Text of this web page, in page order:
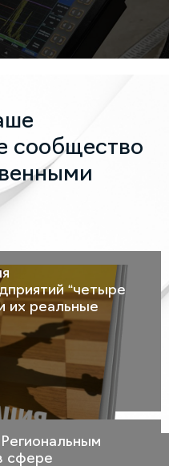
сообщество
“четыре
их реальные
сфере